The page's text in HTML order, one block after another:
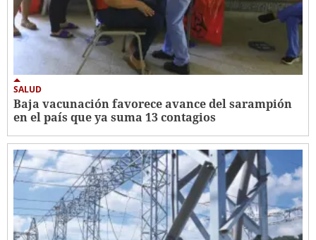
SALUD
Baja vacunación favorece avance del sarampión
en el país que ya suma 13 contagios